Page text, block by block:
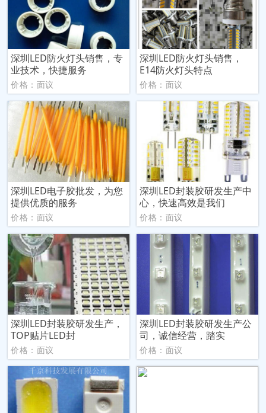
深圳LED防火灯头销售，专
业技术，快捷服务
价格：面议
深圳LED防火灯头销售，
E14防火灯头特点
价格：面议
深圳LED电子胶批发，为您
提供优质的服务
价格：面议
深圳LED封装胶研发生产中
心，快速高效是我们
价格：面议
深圳LED封装胶研发生产，
TOP贴片LED封
价格：面议
深圳LED封装胶研发生产公
司，诚信经营，踏实
价格：面议